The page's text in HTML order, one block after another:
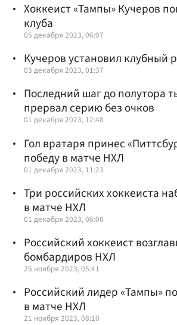
Хоккеист «Тампы» Кучеров
клуба
05 декабря 2023, 06:07
Кучеров установил клубный
03 декабря 2023, 01:37
Последний шаг до полутора
прервал серию без очков
01 декабря 2023, 12:48
Гол вратаря принес
победу в матче НХЛ
01 декабря 2023, 11:23
Три российских хоккеиста
в матче НХЛ
01 декабря 2023, 06:00
Российский хоккеист
бомбардиров НХЛ
25 ноября 2023, 05:41
Российский лидер «Тампы»
в матче НХЛ
21 ноября 2023, 08:10